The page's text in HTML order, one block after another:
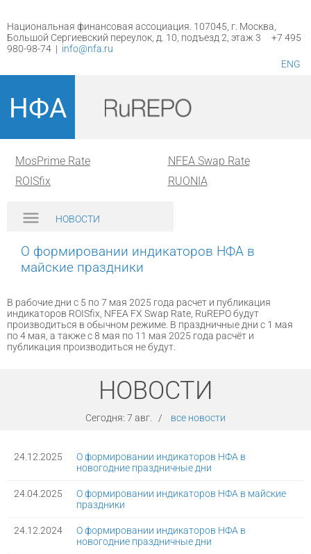
Национальная финансовая ассоциация. 107045, г. Москва,
Большой Сергиевский переулок, д. 10, подъезд 2, этаж 3 +7 495
980-98-74 | info@nfa.ru
НФА
ENG
MosPrime Rate
ROISfix
NFEA Swap Rate
RUONIA
НОВОСТИ
О формировании индикаторов НФА в
майские праздники
В рабочие дни с 5 по 7 мая 2025 года расчет и публикация
индикаторов ROISfix, NFEA FX Swap Rate, RuREPO будут
производиться в обычном режиме. В праздничные дни с 1 мая
по 4 мая, а также с 8 мая по 11 мая 2025 года расчёт и
публикация производиться не будут.
НОВОСТИ
Сегодня: 7 авг. / все новости
24.12.2025
О формировании индикаторов НФА в
новогодние праздничные дни
24.04.2025
О формировании индикаторов НФА в майские
праздники
24.12.2024
О формировании индикаторов НФА в
новогодние праздничные дни